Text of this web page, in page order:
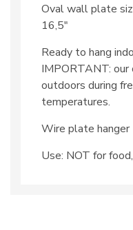
Oval wall plate
16,5″
Ready to hang
IMPORTANT: our
outdoors during
temperatures.
Wire plate hanger
Use: NOT for